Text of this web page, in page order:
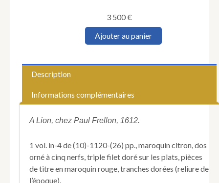
3 500€
quantité
dire,
des
les
Genealogies
des
Ajouter au panier
Description
Informations complémentaires
A Lion, chez Paul Frellon, 1612.
1 vol. in-4 de (10)-1120-(26) pp., maroquin citron, dos
orné à cinq nerfs, triple filet doré sur les plats, pièces
de titre en maroquin rouge, tranches dorées (reliure de
l’époque).